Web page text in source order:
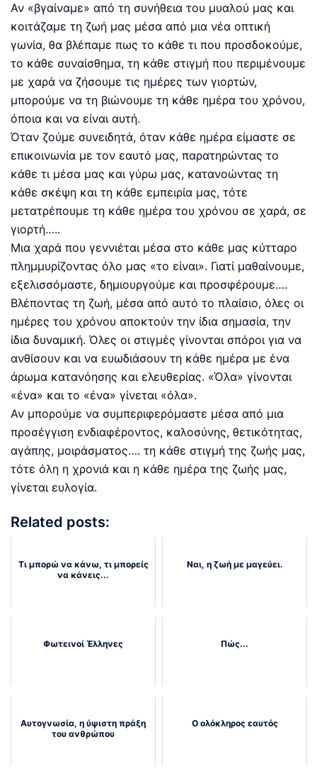
Αν «βγαίναμε» από τη συνήθεια του μυαλού μας και
κοιτάζαμε τη ζωή μας μέσα από μια νέα οπτική
γωνία, θα βλέπαμε πως το κάθε τι που προσδοκούμε,
το κάθε συναίσθημα, τη κάθε στιγμή που περιμένουμε
με χαρά να ζήσουμε τις ημέρες των γιορτών,
μπορούμε να τη βιώνουμε τη κάθε ημέρα του χρόνου,
όποια και να είναι αυτή.
Όταν ζούμε συνειδητά, όταν κάθε ημέρα είμαστε σε
επικοινωνία με τον εαυτό μας, παρατηρώντας το
κάθε τι μέσα μας και γύρω μας, κατανοώντας τη
κάθε σκέψη και τη κάθε εμπειρία μας, τότε
μετατρέπουμε τη κάθε ημέρα του χρόνου σε χαρά, σε
γιορτή…..
Μια χαρά που γεννιέται μέσα στο κάθε μας κύτταρο
πλημμυρίζοντας όλο μας «το είναι». Γιατί μαθαίνουμε,
εξελισσόμαστε, δημιουργούμε και προσφέρουμε….
Βλέποντας τη ζωή, μέσα από αυτό το πλαίσιο, όλες οι
ημέρες του χρόνου αποκτούν την ίδια σημασία, την
ίδια δυναμική. Όλες οι στιγμές γίνονται σπόροι για να
ανθίσουν και να ευωδιάσουν τη κάθε ημέρα με ένα
άρωμα κατανόησης και ελευθερίας. «Όλα» γίνονται
«ένα» και το «ένα» γίνεται «όλα».
Αν μπορούμε να συμπεριφερόμαστε μέσα από μια
προσέγγιση ενδιαφέροντος, καλοσύνης, θετικότητας,
αγάπης, μοιράσματος…. τη κάθε στιγμή της ζωής μας,
τότε όλη η χρονιά και η κάθε ημέρα της ζωής μας,
γίνεται ευλογία.
Related posts:
Τι μπορώ να κάνω, τι μπορείς
να κάνεις...
Ναι, η ζωή με μαγεύει.
Φωτεινοί Έλληνες Πώς...
Αυτογνωσία, η ύψιστη πράξη
του ανθρώπου
Ο ολόκληρος εαυτός